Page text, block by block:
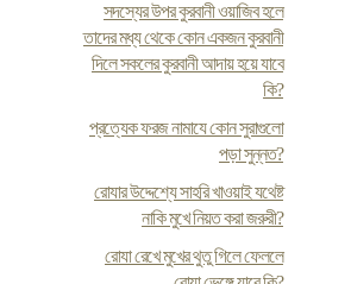
সদস্যের উপর কুরবানী ওয়াজিব হলে
তাদের মধ্য থেকে কোন একজন কুরবানী
দিলে সকলের কুরবানী আদায় হয়ে যাবে
কি?
প্রত্যেক ফরজ নামাযে কোন সুরাগুলো
পড়া সুন্নত?
রোযার উদ্দেশ্যে সাহরি খাওয়াই যথেষ্ট
নাকি মুখে নিয়ত করা জরুরী?
রোযা রেখে মুখের থুতু গিলে ফেললে